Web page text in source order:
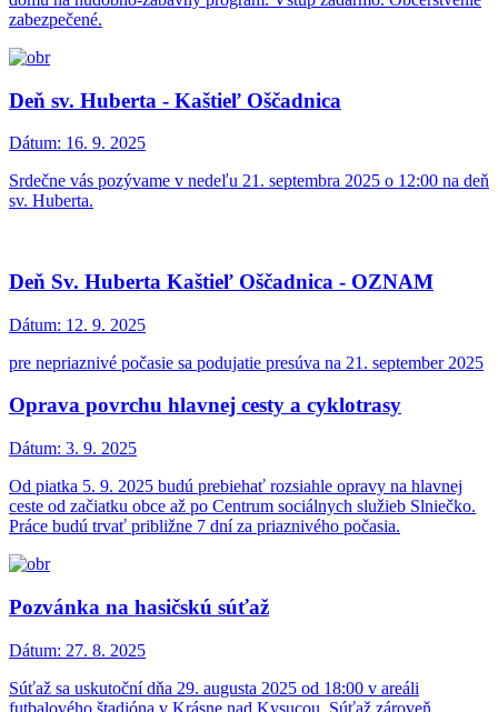
zabezpečené.
Deň sv. Huberta - Kaštieľ Oščadnica
Dátum: 16. 9. 2025
Srdečne vás pozývame v nedeľu 21. septembra 2025 o 12:00 na deň
sv. Huberta.
Deň Sv. Huberta Kaštieľ Oščadnica - OZNAM
Dátum: 12. 9. 2025
pre nepriaznivé počasie sa podujatie presúva na 21. september 2025
Oprava povrchu hlavnej cesty a cyklotrasy
Dátum: 3. 9. 2025
Od piatka 5. 9. 2025 budú prebiehať rozsiahle opravy na hlavnej
ceste od začiatku obce až po Centrum sociálnych služieb Slniečko.
Práce budú trvať približne 7 dní za priaznivého počasia.
Pozvánka na hasičskú súťaž
Dátum: 27. 8. 2025
Súťaž sa uskutoční dňa 29. augusta 2025 od 18:00 v areáli
futbalového štadióna v Krásne nad Kysucou. Súťaž zároveň